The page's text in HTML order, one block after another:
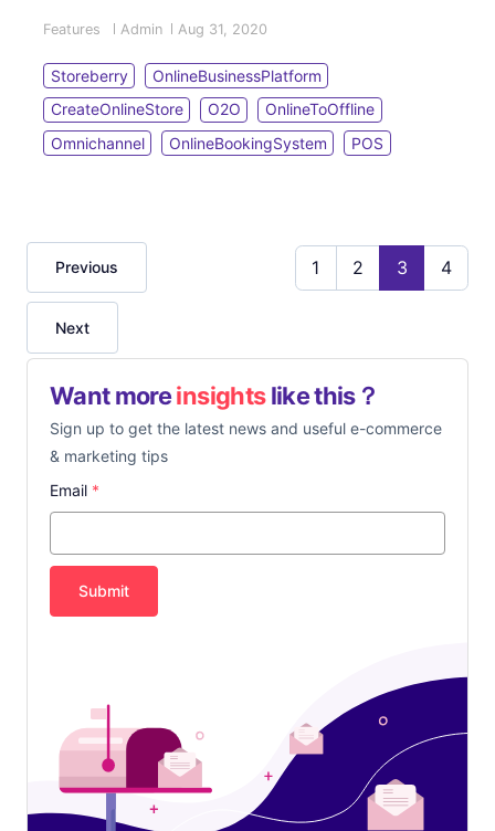
大革新，只有將「網上預約系統」和「POS系統」集
中於一站式的管理渠道...
Features Admin Aug 31, 2020
Storeberry
OnlineBusinessPlatform
CreateOnlineStore
O2O
OnlineToOffline
Omnichannel
OnlineBookingSystem POS
Previous 1 2 3 4
Next
Want moreinsightslike this？
Sign up to get the latest news and useful e-commerce
& marketing tips
Email *
Submit